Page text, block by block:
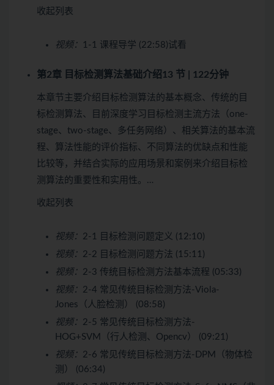
收起列表
视频： 1-1 课程导学 (22:58)试看
第2章 目标检测算法基础介绍13 节 | 122分钟
本章节主要介绍目标检测算法的基本概念、传统的目
标检测算法、目前深度学习目标检测主流方法（one-
stage、two-stage、多任务网络）、相关算法的基本流
程、算法性能的评价指标、不同算法的优缺点和性能
比较等，并结合实际的应用场景和案例来介绍目标检
测算法的重要性和实用性。…
收起列表
视频： 2-1 目标检测问题定义 (12:10)
视频： 2-2 目标检测问题方法 (15:11)
视频： 2-3 传统目标检测方法基本流程 (05:33)
视频： 2-4 常见传统目标检测方法-Viola-
Jones（人脸检测） (08:58)
视频： 2-5 常见传统目标检测方法-
HOG+SVM（行人检测、Opencv） (09:21)
视频： 2-6 常见传统目标检测方法-DPM（物体检
测） (06:34)